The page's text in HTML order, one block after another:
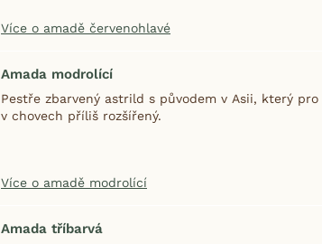
Více o amadě červenohlavé
Amada modrolící
Pestře zbarvený astrild s původem v Asii, který
v chovech příliš rozšířený.
Více o amadě modrolící
Amada tříbarvá